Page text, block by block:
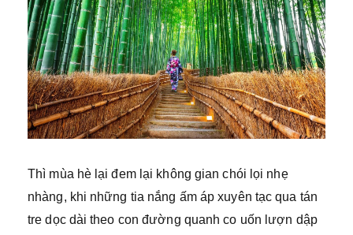
Thì mùa hè lại đem lại không gian chói lọi nhẹ
nhàng, khi những tia nắng ấm áp xuyên tạc qua tán
tre dọc dài theo con đường quanh co uốn lượn dập